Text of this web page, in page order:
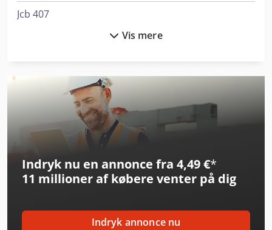
Jcb 407
Jcb 525-60 Hi Viz
Jcb 525-60E
Jcb 533-105
Jcb 540-140 Hi-Viz
Vis mere
Indryk nu en annonce fra 4,49 €*
11 millioner af købere venter på dig
Indryk annonce nu